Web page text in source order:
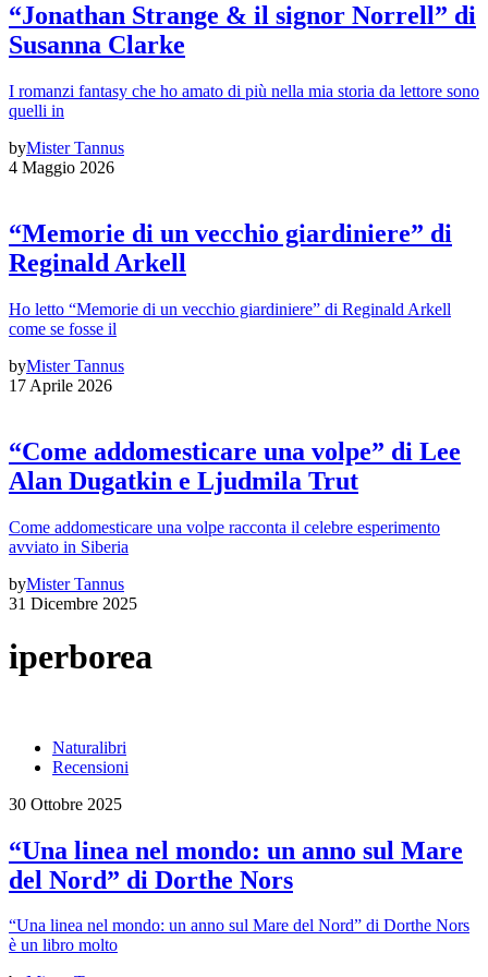
“Jonathan Strange & il signor Norrell” di
Susanna Clarke
I romanzi fantasy che ho amato di più nella mia storia da lettore sono
quelli in
byMister Tannus
4 Maggio 2026
“Memorie di un vecchio giardiniere” di
Reginald Arkell
Ho letto “Memorie di un vecchio giardiniere” di Reginald Arkell
come se fosse il
byMister Tannus
17 Aprile 2026
“Come addomesticare una volpe” di Lee
Alan Dugatkin e Ljudmila Trut
Come addomesticare una volpe racconta il celebre esperimento
avviato in Siberia
byMister Tannus
31 Dicembre 2025
iperborea
Naturalibri
Recensioni
30 Ottobre 2025
“Una linea nel mondo: un anno sul Mare
del Nord” di Dorthe Nors
“Una linea nel mondo: un anno sul Mare del Nord” di Dorthe Nors
è un libro molto